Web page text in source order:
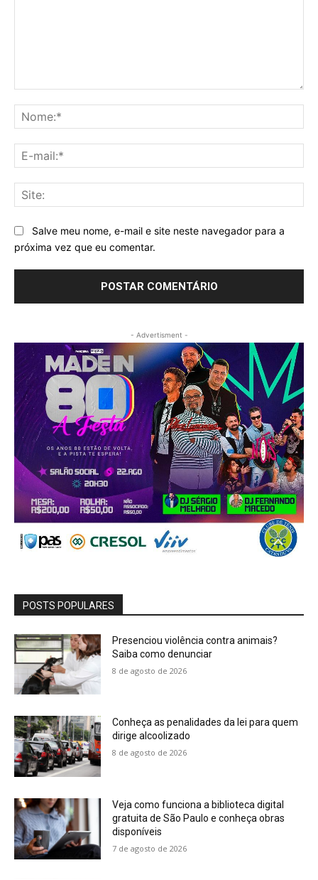
Salve meu nome, e-mail e site neste navegador para a
próxima vez que eu comentar.
- Advertisment -
POSTS POPULARES
Presenciou violência contra animais?
Saiba como denunciar
8 de agosto de 2026
Conheça as penalidades da lei para quem
dirige alcoolizado
8 de agosto de 2026
Veja como funciona a biblioteca digital
gratuita de São Paulo e conheça obras
disponíveis
7 de agosto de 2026